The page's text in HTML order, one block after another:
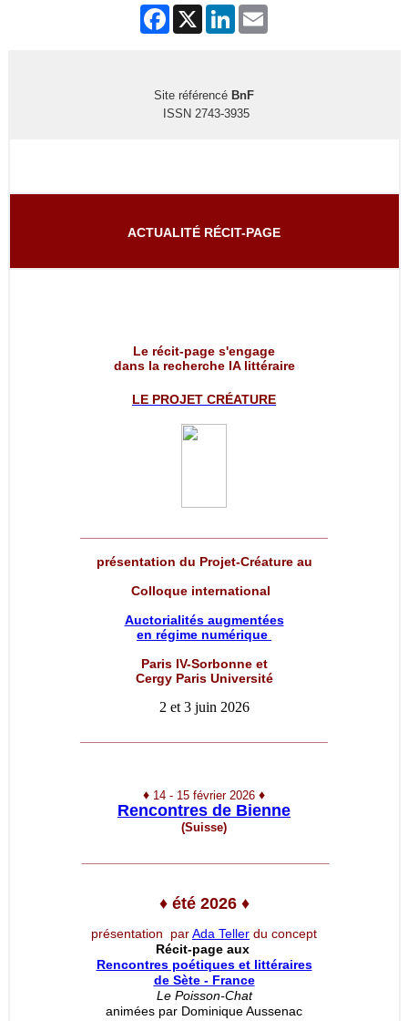
Facebook
X LinkedIn
Site référencé BnF
ISSN 2743-3935
ACTUALITÉ RÉCIT-PAGE
Le récit-page s'engage
dans la recherche IA littéraire
LE PROJET CRÉATURE
présentation du Projet-Créature au
Colloque international
Auctorialités augmentées
en régime numérique
Paris IV-Sorbonne et
Cergy Paris Université
2 et 3 juin 2026
♦ 14 - 15 février 2026 ♦
Rencontres de Bienne
(Suisse)
♦été 2026 ♦
présentation parAda Teller du concept
Récit-page aux
Rencontres poétiques et littéraires
de Sète - France
Le Poisson-Chat
animées par Dominique Aussenac